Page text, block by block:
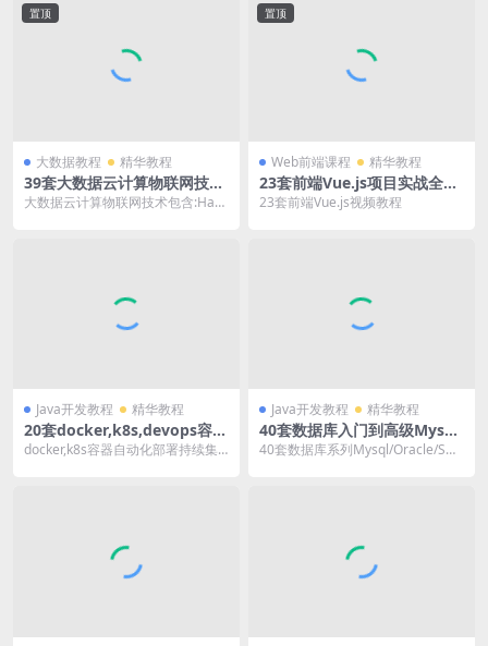
置顶
大数据教程 精华教程
39套大数据云计算物联网技术
开发视频_数据分析入门到高级
大数据云计算物联网技术包含:Had
置顶
Web前端课程 精华教程
23套前端Vue.js项目实战全栈
开发入门到精通源码解析高级
实战视频教程
23套前端Vue.js视频教程
Java开发教程 精华教程
20套docker,k8s,devops容器
自动化部署jenkins,CICD持续
docker,k8s容器自动化部署持续集
训练...
Java开发教程 精华教程
40套数据库入门到高级Mysq
l/Oracle/SQLServer/Redis/
计优化性能集群视频教程
40套数据库系列Mysql/Oracle/SQL